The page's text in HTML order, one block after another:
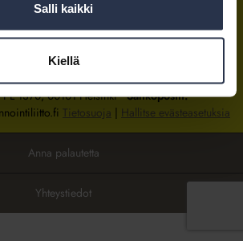
Salli kaikki
Kiellä
IsännöintiliittoIsännöintiliittoIsännöintiliitto
sijaitsee Hakaniemessä Helsingissä.
PL 1370, 00101 HelsinkiSähköpostit:
Tietosuoja | Hallitse evästeasetuksia
Anna palautetta
Yhteystiedot